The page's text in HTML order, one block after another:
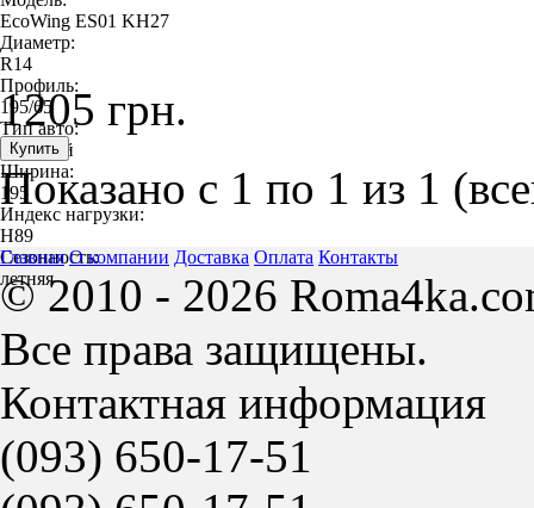
EcoWing ES01 KH27
Диаметр:
R14
Профиль:
195/65
Тип авто:
легковой
Ширина:
195
Индекс нагрузки:
H89
Сезонность:
летняя
1205 грн.
Показано с 1 по 1 из 1
Главная О компании Доставка Оплата Контакты
© 2010 - 2026
Все права защищены.
Контактная информация
(093) 650-17-51